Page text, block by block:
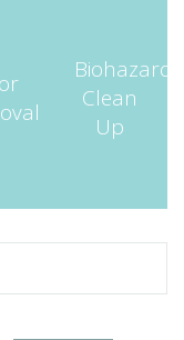
Biohazard
Clean
Up